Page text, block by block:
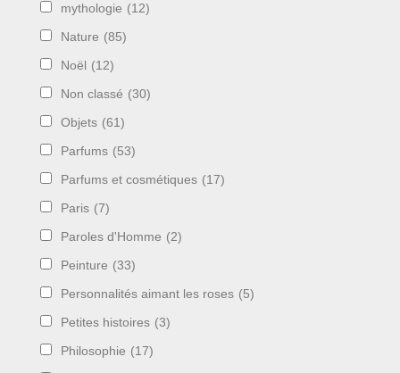
mythologie (12)
Nature (85)
Noël (12)
Non classé (30)
Objets (61)
Parfums (53)
Parfums et cosmétiques (17)
Paris (7)
Paroles d'Homme (2)
Peinture (33)
Personnalités aimant les roses (5)
Petites histoires (3)
Philosophie (17)